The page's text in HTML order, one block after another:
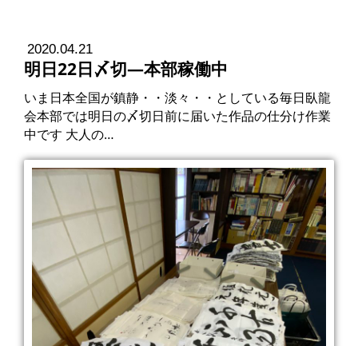
2020.04.21
明日22日〆切―本部稼働中
いま日本全国が鎮静・・淡々・・としている毎日臥龍
会本部では明日の〆切日前に届いた作品の仕分け作業
中です 大人の…